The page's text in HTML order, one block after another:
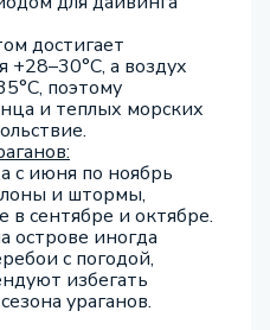
достигает
а воздух
поэтому
и теплых морских
с июня по ноябрь
и штормы,
сентябре и октябре.
острове иногда
с погодой,
избегать
ураганов.